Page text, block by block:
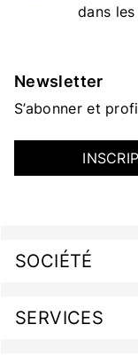
dans
Newsletter
S’abonner et
SOCIÉTÉ
SERVICES